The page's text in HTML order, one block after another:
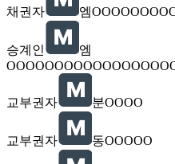
채권자 엠
승계인
엠
교부권자 분OOOO
교부권자 동OOOOO